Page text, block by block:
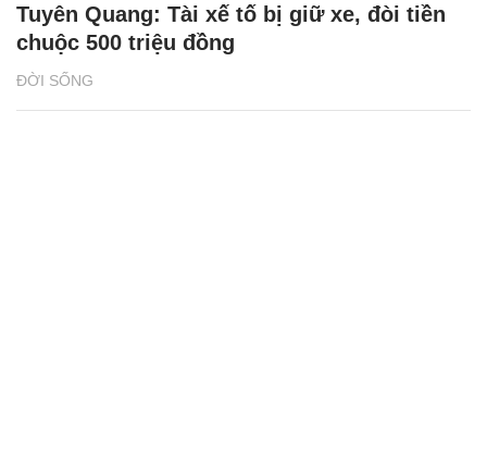
ĐỜI SỐNG
Tuyên Quang: Tài xế tố bị giữ xe, đòi tiền
chuộc 500 triệu đồng